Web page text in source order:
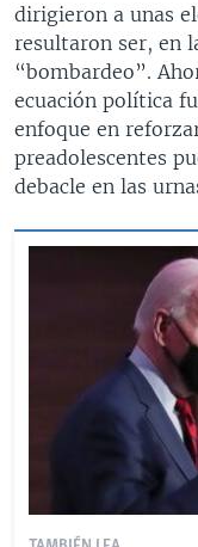
dirigieron a unas
resultaron ser, en
“bombardeo”.
ecuación política
enfoque en
preadolescentes
debacle en las